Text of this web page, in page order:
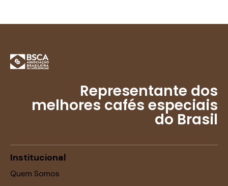
Representante dos
melhores cafés especiais
do Brasil
Institucional
Quem Somos